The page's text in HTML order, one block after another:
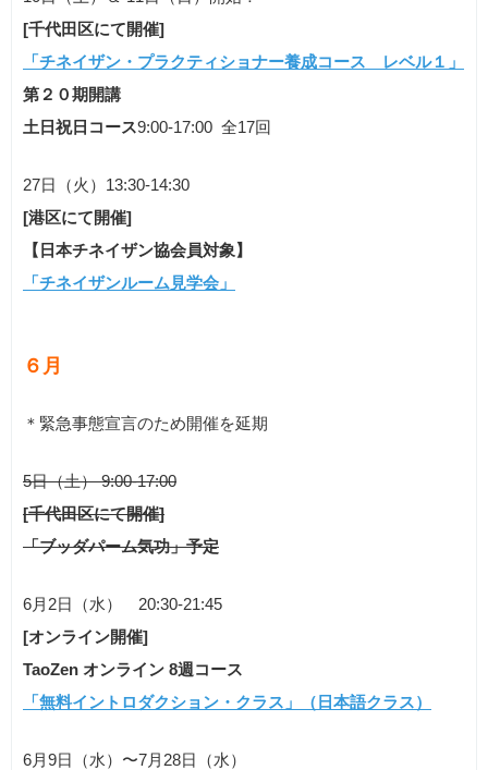
[千代田区にて開催]
「チネイザン・プラクティショナー養成コース レベル１」
第２０期開講
土日祝日コース9:00-17:00 全17回
27日（火）13:30-14:30
[港区にて開催]
【日本チネイザン協会員対象】
「チネイザンルーム見学会」
６月
＊緊急事態宣言のため開催を延期
5日（土） 9:00-17:00
[千代田区にて開催]
「ブッダパーム気功」予定
6月2日（水） 20:30-21:45
[オンライン開催]
TaoZen オンライン 8週コース
「無料イントロダクション・クラス」（日本語クラス）
6月9日（水）〜7月28日（水）